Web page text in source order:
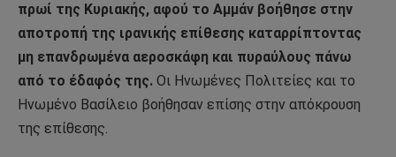
πρωί της Κυριακής, αφού το Αμμάν βοήθησε στην
αποτροπή της ιρανικής επίθεσης καταρρίπτοντας
μη επανδρωμένα αεροσκάφη και πυραύλους πάνω
από το έδαφός της. Οι Ηνωμένες Πολιτείες και το
Ηνωμένο Βασίλειο βοήθησαν επίσης στην απόκρουση
της επίθεσης.